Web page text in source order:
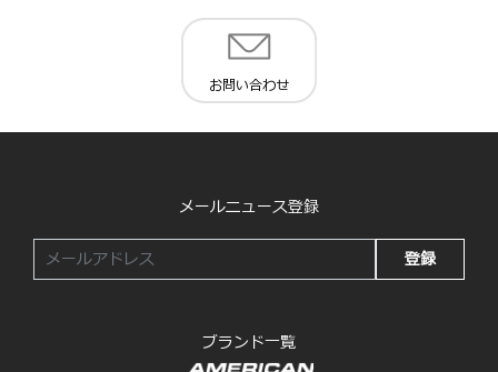
お問い合わせ
メールニュース登録
登録
ブランド一覧